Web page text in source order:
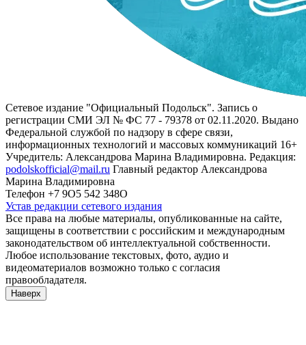
Сетевое издание "Официальный Подольск". Запись о
регистрации СМИ ЭЛ № ФС 77 - 79378 от 02.11.2020. Выдано
Федеральной службой по надзору в сфере связи,
информационных технологий и массовых коммуникаций 16+
Учредитель: Александрова Марина Владимировна. Редакция:
podolskofficial@mail.ru Главный редактор Александрова
Марина Владимировна
Телефон +7 9О5 542 348О
Устав редакции сетевого издания
Все права на любые материалы, опубликованные на сайте,
защищены в соответствии с российским и международным
законодательством об интеллектуальной собственности.
Любое использование текстовых, фото, аудио и
видеоматериалов возможно только с согласия
правообладателя.
Наверх